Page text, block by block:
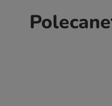
Polecane